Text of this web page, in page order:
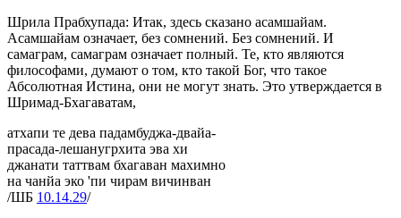
Шрила Прабхупада: Итак, здесь сказано асамшайам.
Асамшайам означает, без сомнений. Без сомнений. И
самаграм, самаграм означает полный. Те, кто являются
философами, думают о том, кто такой Бог, что такое
Абсолютная Истина, они не могут знать. Это утверждается в
Шримад-Бхагаватам,
атхапи те дева падамбуджа-двайа-
прасада-лешанугрхита эва хи
джанати таттвам бхагаван махимно
на чанйа эко 'пи чирам вичинван
/ШБ 10.14.29/